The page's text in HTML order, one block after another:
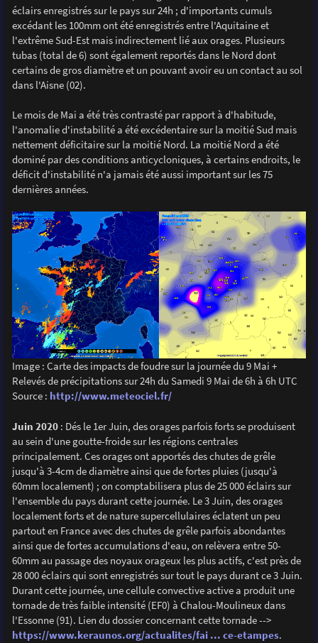
éclairs enregistrés sur le pays sur 24h ; d'importants cumuls
excédant les 100mm ont été enregistrés entre l'Aquitaine et
l'extrême Sud-Est mais indirectement lié aux orages. Plusieurs
tubas (total de 6) sont également reportés dans le Nord dont
certains de gros diamètre et un pouvant avoir eu un contact au sol
dans l'Aisne (02).
Le mois de Mai a été très contrasté par rapport à d'habitude,
l'anomalie d'instabilité a été excédentaire sur la moitié Sud mais
nettement déficitaire sur la moitié Nord. La moitié Nord a été
dominé par des conditions anticycloniques, à certains endroits, le
déficit d'instabilité n'a jamais été aussi important sur les 75
dernières années.
Image : Carte des impacts de foudre sur la journée du 9 Mai +
Relevés de précipitations sur 24h du Samedi 9 Mai de 6h à 6h UTC
Source : http://www.meteociel.fr/
Juin 2020: Dés le 1er Juin, des orages parfois forts se produisent
au sein d'une goutte-froide sur les régions centrales
principalement. Ces orages ont apportés des chutes de grêle
jusqu'à 3-4cm de diamètre ainsi que de fortes pluies (jusqu'à
60mm localement) ; on comptabilisera plus de 25 000 éclairs sur
l'ensemble du pays durant cette journée. Le 3 Juin, des orages
localement forts et de nature supercellulaires éclatent un peu
partout en France avec des chutes de grêle parfois abondantes
ainsi que de fortes accumulations d'eau, on relèvera entre 50-
60mm au passage des noyaux orageux les plus actifs, c'est près de
28 000 éclairs qui sont enregistrés sur tout le pays durant ce 3 Juin.
Durant cette journée, une cellule convective active a produit une
tornade de très faible intensité (EF0) à Chalou-Moulineux dans
l'Essonne (91). Lien du dossier concernant cette tornade -->
https://www.keraunos.org/actualites/fai ... ce-etampes.